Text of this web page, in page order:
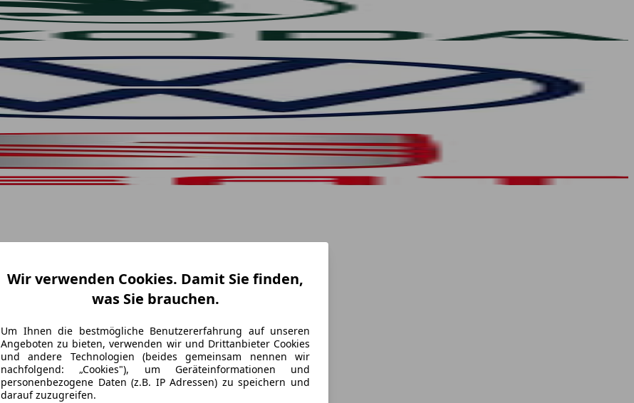
Wir verwenden Cookies. Damit Sie finden,
was Sie brauchen.
Um Ihnen die bestmögliche Benutzererfahrung auf unseren
Angeboten zu bieten, verwenden wir und Drittanbieter Cookies
und andere Technologien (beides gemeinsam nennen wir
nachfolgend: „Cookies"), um Geräteinformationen und
personenbezogene Daten (z.B. IP Adressen) zu speichern und
darauf zuzugreifen.